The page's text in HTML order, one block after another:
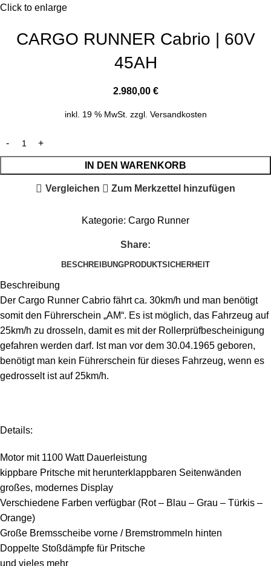
Click to enlarge
CARGO RUNNER Cabrio | 60V
45AH
2.980,00 €
inkl. 19 % MwSt. zzgl. Versandkosten
IN DEN WARENKORB
Vergleichen Zum Merkzettel hinzufügen
Kategorie: Cargo Runner
Share:
BESCHREIBUNGPRODUKTSICHERHEIT
Beschreibung
Der Cargo Runner Cabrio fährt ca. 30km/h und man benötigt
somit den Führerschein „AM“. Es ist möglich, das Fahrzeug auf
25km/h zu drosseln, damit es mit der Rollerprüfbescheinigung
gefahren werden darf. Ist man vor dem 30.04.1965 geboren,
benötigt man kein Führerschein für dieses Fahrzeug, wenn es
gedrosselt ist auf 25km/h.
Details:
Motor mit 1100 Watt Dauerleistung
kippbare Pritsche mit herunterklappbaren Seitenwänden
großes, modernes Display
Verschiedene Farben verfügbar (Rot – Blau – Grau – Türkis –
Orange)
Große Bremsscheibe vorne / Bremstrommeln hinten
Doppelte Stoßdämpfe für Pritsche
und vieles mehr